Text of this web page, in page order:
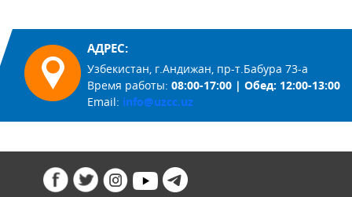
АДРЕС:
Узбекистан, г.Андижан, пр-т.Бабура 73-а
Время работы: 08:00-17:00 | Обед: 12:00-13:00
Email: info@uzcc.uz